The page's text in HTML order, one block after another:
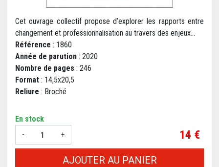
Cet ouvrage collectif propose d’explorer les rapports entre
changement et professionnalisation au travers des enjeux...
Référence : 1860
Année de parution : 2020
Nombre de pages : 246
Format : 14,5x20,5
Reliure : Broché
En stock
-
+ Prix
14 €
AJOUTER AU PANIER